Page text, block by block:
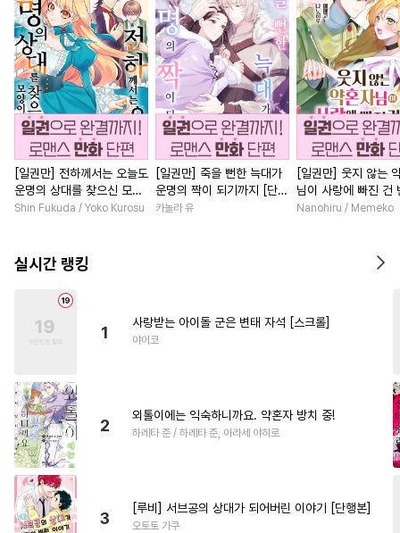
[일권만] 전하께서는 오늘도
운명의 상대를 찾으신 모양
이네요 (웃음) [단행본]
Shin Fukuda / Yoko Kurosu
[일권만] 죽을 뻔한 늑대가
운명의 짝이 되기까지 [단행
본]
카놀라 유
[일권만] 웃지 않는
님이 사랑에 빠진 건
저인 것 같습니다 [
Nanohiru / Memeko
실시간 랭킹
1
사랑받는 아이돌 군은 변태 자석 [스크롤]
야이코
2
외톨이에는 익숙하니까요. 약혼자 방치 중!
하레타 준 / 하레타 준, 아라세 야히로
3
[루비] 서브공의 상대가 되어버린 이야기 [단행본]
오토토 가쿠